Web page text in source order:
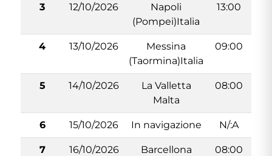
3 12/10/2026
Napoli
(Pompei)Italia
13:00
4 13/10/2026
Messina
(Taormina)Italia
09:00
5 14/10/2026
La Valletta
Malta
08:00
6 15/10/2026 In navigazione N/:A
7 16/10/2026
Barcellona
08:00